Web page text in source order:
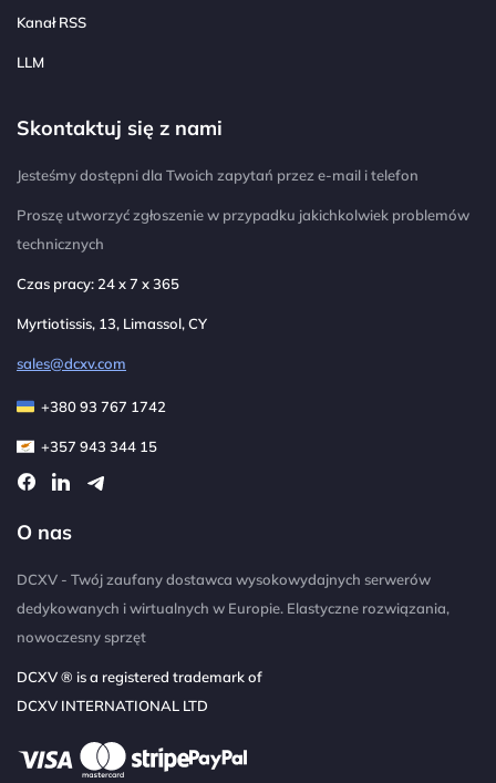
Kanał RSS
LLM
Skontaktuj się z nami
Jesteśmy dostępni dla Twoich zapytań przez e-mail i telefon
Proszę utworzyć zgłoszenie w przypadku jakichkolwiek problemów
technicznych
Czas pracy: 24 x 7 x 365
Myrtiotissis, 13, Limassol, CY
sales@dcxv.com
+380 93 767 1742
+357 943 344 15
O nas
DCXV - Twój zaufany dostawca wysokowydajnych serwerów
dedykowanych i wirtualnych w Europie. Elastyczne rozwiązania,
nowoczesny sprzęt
DCXV ® is a registered trademark of
DCXV INTERNATIONAL LTD